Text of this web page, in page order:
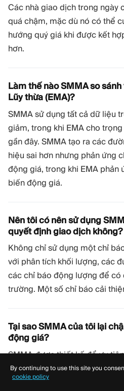
Các nhà giao dịch trong ngày
quá chậm, mặc dù nó có thể
hướng quý giá khi được kết
hơn.
Làm thế nào SMMA so
Lũy thừa (EMA)?
SMMA sử dụng tất cả dữ liệu
giảm, trong khi EMA cho
gần đây. SMMA tạo ra các
hiệu sai hơn nhưng phản ứng
động giá, trong khi EMA phản
biến động giá.
Nên tôi có nên sử dụng
quyết định giao dịch không?
Không chỉ sử dụng một chỉ
với phân tích khối lượng, các
các chỉ báo động lượng để có
trường. Một số chỉ báo cải
Tại sao SMMA của tôi lại
động giá?
SMMA được thiết kế để ưu
hơn là khả năng phản ứng.
ra tiếng ồn của thị trường và
Mục lục
By continuing to use this site you
cookie policy